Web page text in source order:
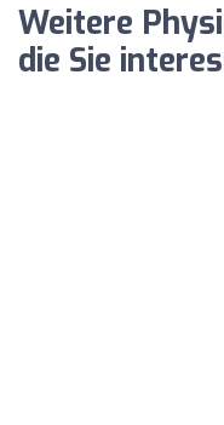
Weitere
die Sie